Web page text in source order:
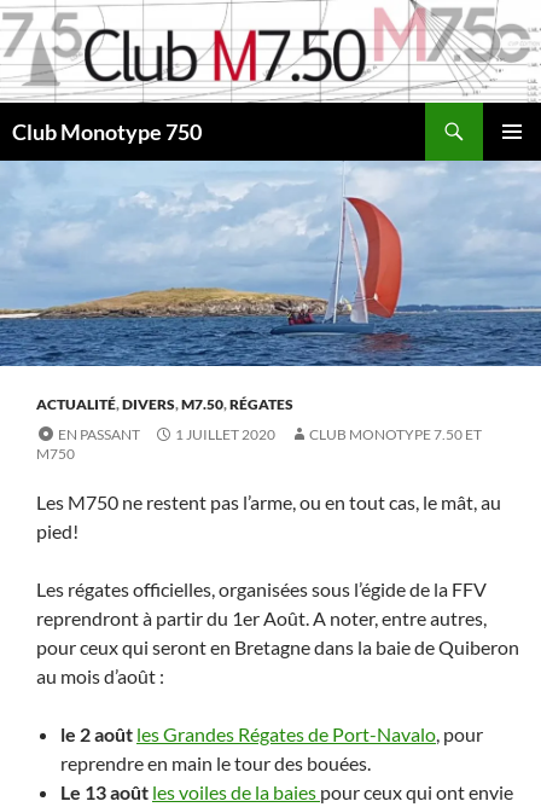
Aller
au
contenu
Club Monotype 750
MENU
ACTUALITÉ,DIVERS,M7.50,RÉGATES
EN PASSANT
1 JUILLET 2020
CLUB MONOTYPE 7.50 ET
M750
Les M750 ne restent pas l’arme, ou en tout cas, le mât, au
pied!
Les régates officielles, organisées sous l’égide de la FFV
reprendront à partir du 1er Août. A noter, entre autres,
pour ceux qui seront en Bretagne dans la baie de Quiberon
au mois d’août :
le 2 août les Grandes Régates de Port-Navalo, pour
reprendre en main le tour des bouées.
Le 13 août les voiles de la baies pour ceux qui ont envie